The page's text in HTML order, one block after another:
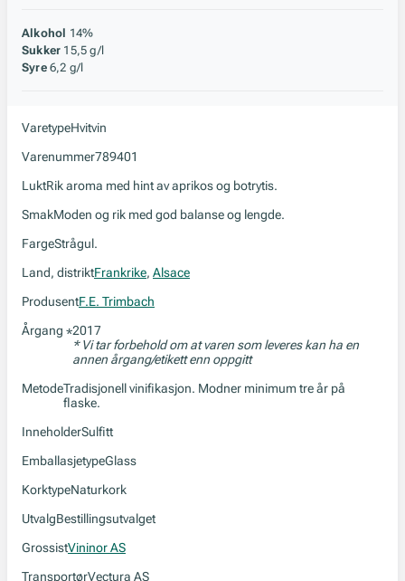
Alkohol 14%
Sukker 15,5 g/l
Syre 6,2 g/l
VaretypeHvitvin
Varenummer789401
LuktRik aroma med hint av aprikos og botrytis.
SmakModen og rik med god balanse og lengde.
FargeStrågul.
Land, distriktFrankrike, Alsace
ProdusentF.E. Trimbach
Årgang *2017
* Vi tar forbehold om at varen som leveres kan ha en
annen årgang/etikett enn oppgitt
MetodeTradisjonell vinifikasjon. Modner minimum tre år på
flaske.
InneholderSulfitt
EmballasjetypeGlass
KorktypeNaturkork
UtvalgBestillingsutvalget
GrossistVininor AS
TransportørVectura AS